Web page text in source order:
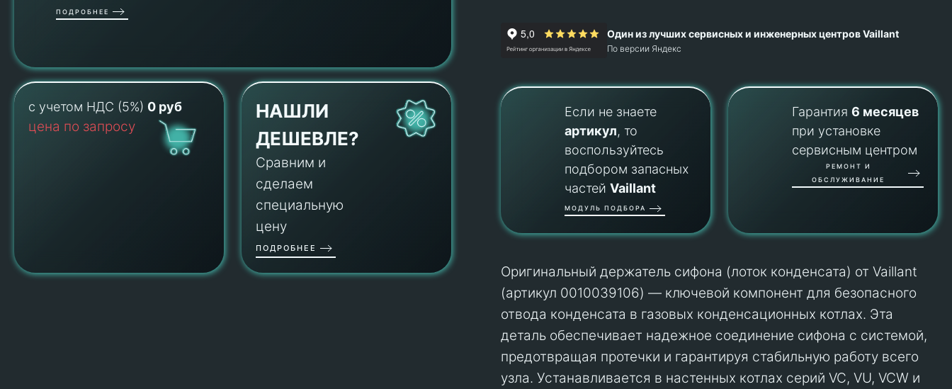
ПОДРОБНЕЕ
с учетом НДС (5%) 0 руб
цена по запросу
НАШЛИ
ДЕШЕВЛЕ?
Сравним и
сделаем
специальную
цену
ПОДРОБНЕЕ
Один из лучших сервисных и инженерных центров Vaillant
По версии Яндекс
Если не знаете
артикул, то
воспользуйтесь
подбором запасных
частейVaillant
МОДУЛЬ ПОДБОРА
Гарантия6 месяцев
при установке
сервисным центром
РЕМОНТ И
ОБСЛУЖИВАНИЕ
Оригинальный держатель сифона (лоток конденсата) от Vaillant
(артикул 0010039106) — ключевой компонент для безопасного
отвода конденсата в газовых конденсационных котлах. Эта
деталь обеспечивает надежное соединение сифона с системой,
предотвращая протечки и гарантируя стабильную работу всего
узла. Устанавливается в настенных котлах серий VC, VU, VCW и